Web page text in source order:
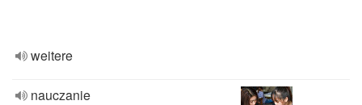
weitere
nauczanie